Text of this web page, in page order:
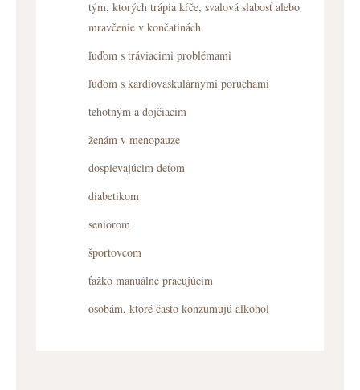
tým, ktorých trápia kŕče, svalová slabosť alebo
mravčenie v končatinách
ľuďom s tráviacimi problémami
ľuďom s kardiovaskulárnymi poruchami
tehotným a dojčiacim
ženám v menopauze
dospievajúcim deťom
diabetikom
seniorom
športovcom
ťažko manuálne pracujúcim
osobám, ktoré často konzumujú alkohol